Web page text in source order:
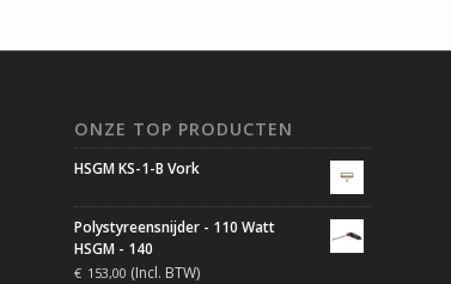
ONZE TOP PRODUCTEN
HSGM KS-1-B Vork
Polystyreensnijder - 110 Watt
HSGM - 140
€ 153,00 (Incl. BTW)